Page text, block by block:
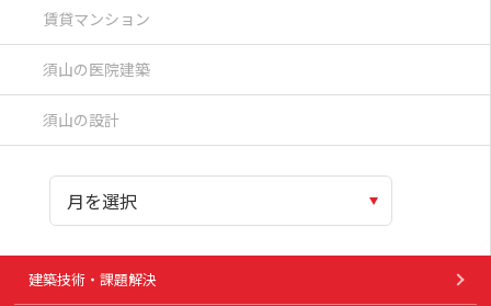
賃貸マンション
須山の医院建築
須山の設計
建築技術・課題解決